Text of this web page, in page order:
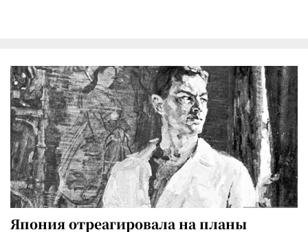
Япония отреагировала на планы